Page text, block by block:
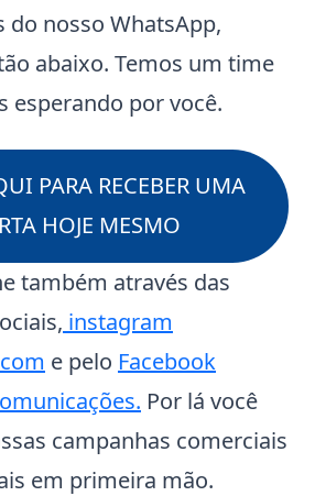
do nosso WhatsApp,
abaixo. Temos um time
esperando por você.
PARA RECEBER UMA
HOJE MESMO
também através das
instagram
e pelo Facebook
Por lá você
campanhas comerciais
em primeira mão.